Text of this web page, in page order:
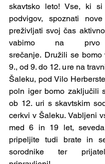
skavtsko leto! Vse, ki
podvigov, spoznati
preživljati svoj čas
vabimo na prvo
srečanje. Družili se bomo
9., od 9. do 12. ure na
Šaleku, pod Vilo
poln iger bomo zaključili
ob 12. uri s skavtskim
cerkvi v Šaleku. Vabljeni
med 6 in 19 let,
pripeljite tudi brate in
sorodnike ter